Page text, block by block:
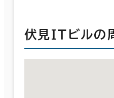
伏見ＩＴビルの